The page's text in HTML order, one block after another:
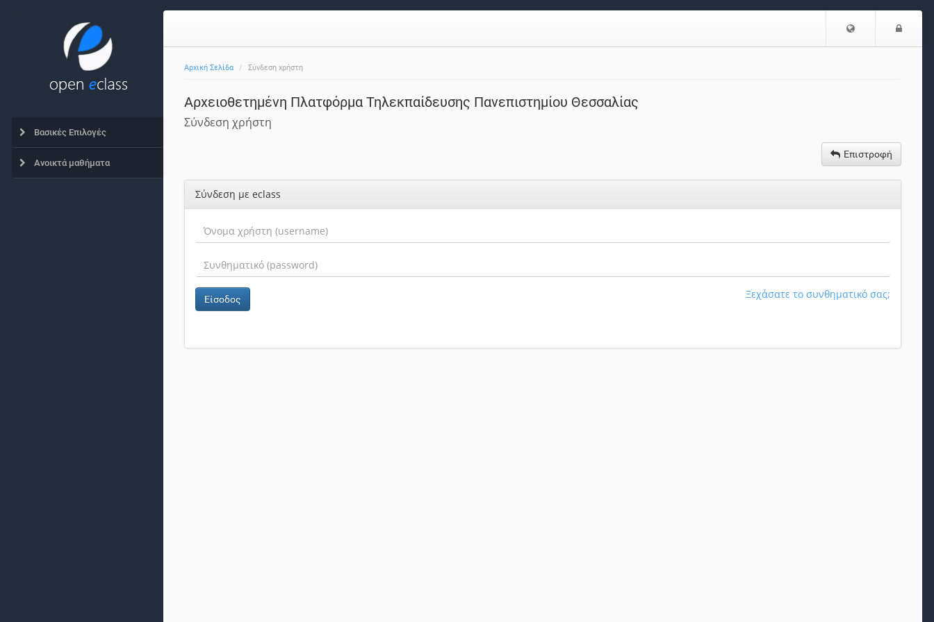
Επιλογή
Αρχική Σελίδα Σύνδεση χρήστη
Αρχειοθετημένη Πλατφόρμα Τηλεκπαίδευσης Πανεπιστημίου Θεσσαλίας
Σύνδεση χρήστη
Επιστροφή
Σύνδεση με eclass
Είσοδος Ξεχάσατε το συνθηματικό σας;
Βασικές Επιλογές
Ανοικτά μαθήματα